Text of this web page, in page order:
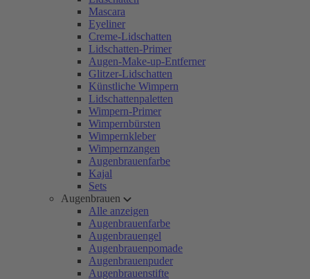
Mascara
Eyeliner
Creme-Lidschatten
Lidschatten-Primer
Augen-Make-up-Entferner
Glitzer-Lidschatten
Künstliche Wimpern
Lidschattenpaletten
Wimpern-Primer
Wimpernbürsten
Wimpernkleber
Wimpernzangen
Augenbrauenfarbe
Kajal
Sets
Augenbrauen
Alle anzeigen
Augenbrauenfarbe
Augenbrauengel
Augenbrauenpomade
Augenbrauenpuder
Augenbrauenstifte